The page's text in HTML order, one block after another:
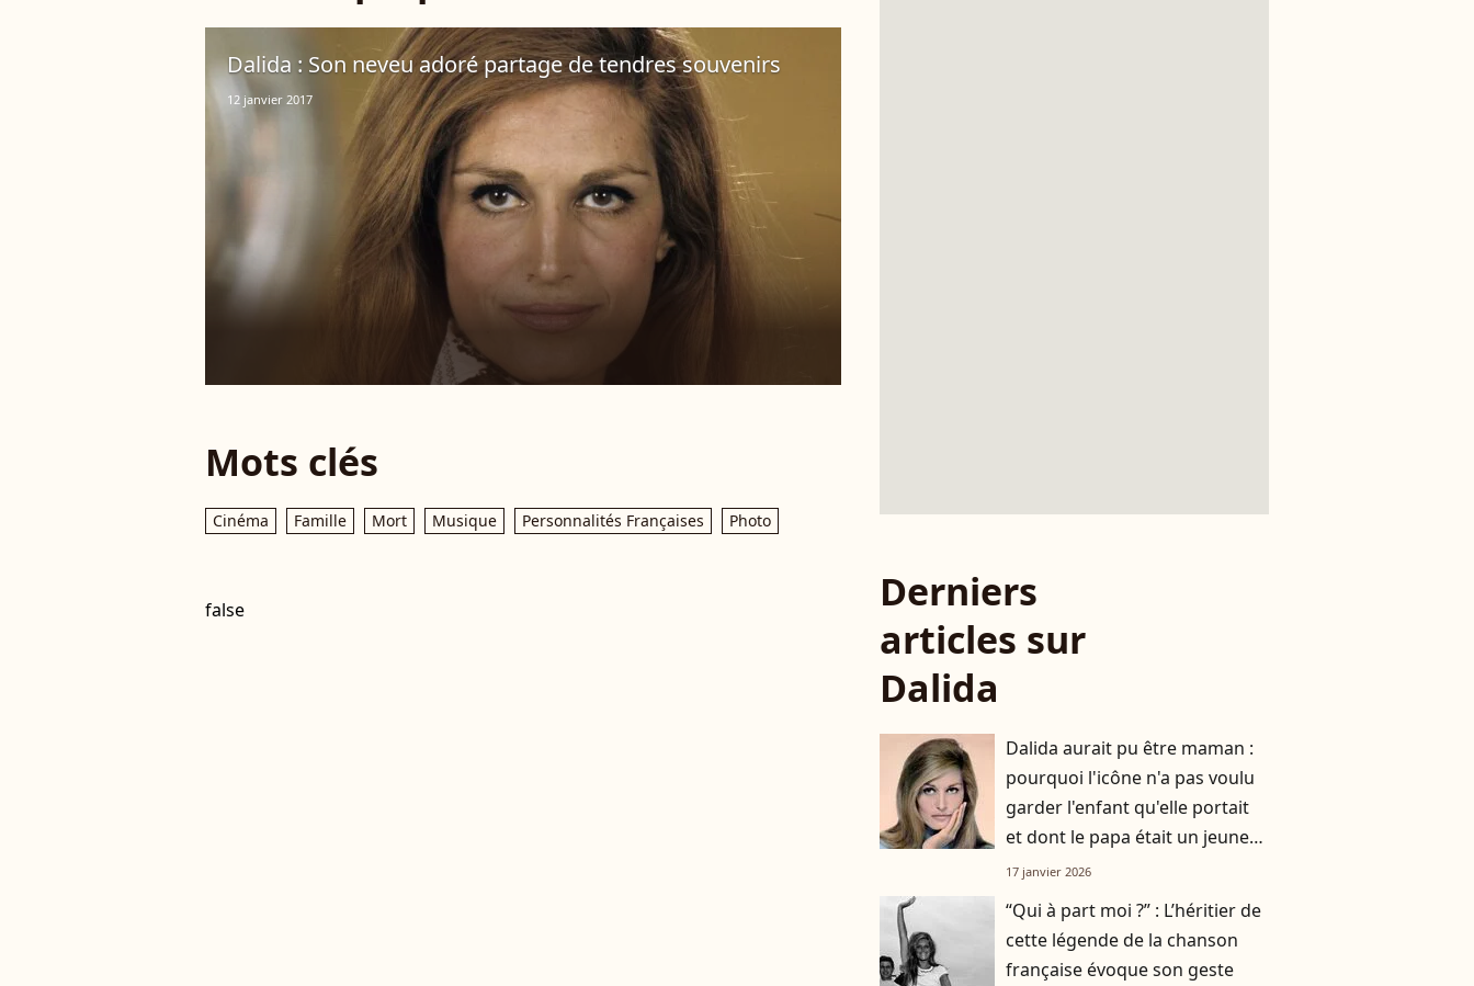
Dalida : Son neveu adoré partage de tendres souvenirs
12 janvier 2017
Mots clés
Cinéma Famille Mort Musique Personnalités Françaises Photo
false
Derniers
articles sur
Dalida
Dalida aurait pu être maman :
pourquoi l'icône n'a pas voulu
garder l'enfant qu'elle portait
et dont le papa était un jeune
étudiant ?
17 janvier 2026
“Qui à part moi ?” : L’héritier de
cette légende de la chanson
française évoque son geste